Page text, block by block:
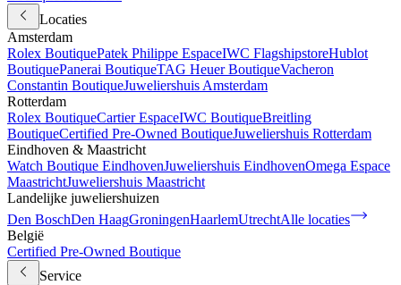
Locaties
Amsterdam
Rolex BoutiquePatek Philippe EspaceIWC FlagshipstoreHublot
BoutiquePanerai BoutiqueTAG Heuer BoutiqueVacheron
Constantin BoutiqueJuweliershuis Amsterdam
Rotterdam
Rolex BoutiqueCartier EspaceIWC BoutiqueBreitling
BoutiqueCertified Pre-Owned BoutiqueJuweliershuis Rotterdam
Eindhoven & Maastricht
Watch Boutique EindhovenJuweliershuis EindhovenOmega Espace
MaastrichtJuweliershuis Maastricht
Landelijke juweliershuizen
Den BoschDen HaagGroningenHaarlemUtrechtAlle locaties
België
Certified Pre-Owned Boutique
Service